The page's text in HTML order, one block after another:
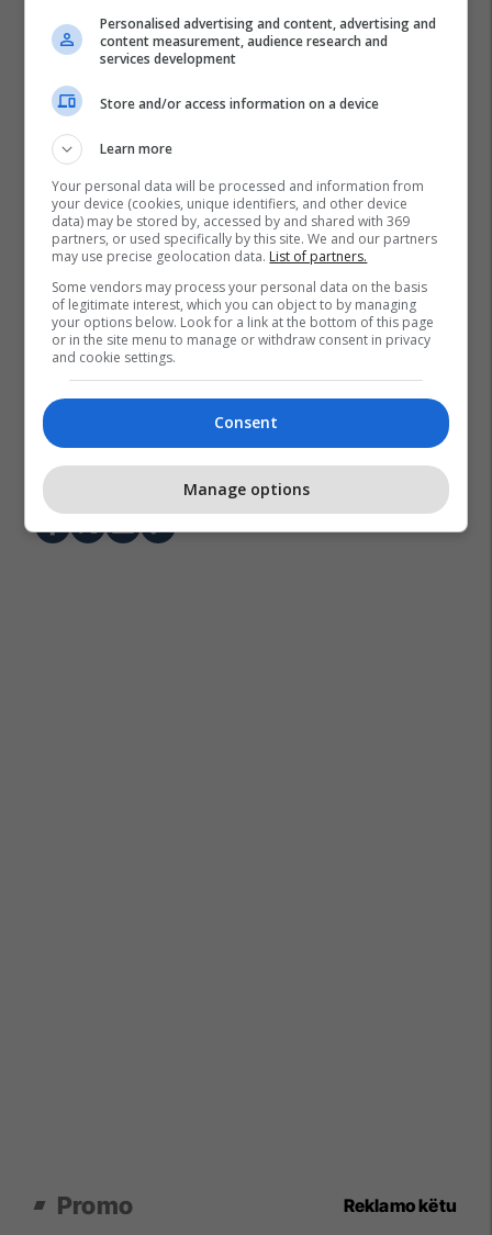
Turqia Gjermania Nato
Promo Reklamo këtu
Personalised advertising and content, advertising and
content measurement, audience research and
services development
Store and/or access information on a device
Learn more
Your personal data will be processed and information from
your device (cookies, unique identifiers, and other device
data) may be stored by, accessed by and shared with 369
partners, or used specifically by this site. We and our partners
may use precise geolocation data. List of partners.
Some vendors may process your personal data on the basis
of legitimate interest, which you can object to by managing
your options below. Look for a link at the bottom of this page
or in the site menu to manage or withdraw consent in privacy
and cookie settings.
Consent
Manage options